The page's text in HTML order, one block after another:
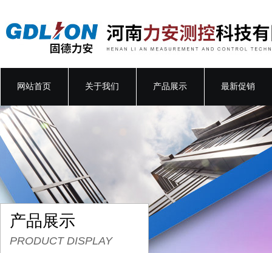
网站首页 关于我们 产品展示 最新促销
产品展示
PRODUCT DISPLAY